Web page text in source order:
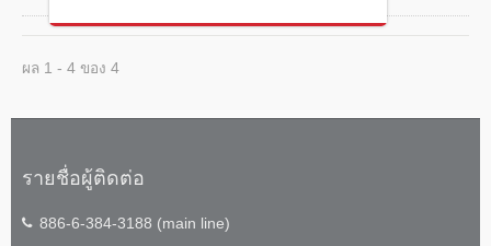
ผล 1 - 4 ของ 4
รายชื่อผู้ติดต่อ
886-6-384-3188 (main line)